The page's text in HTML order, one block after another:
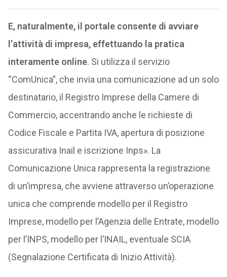
E, naturalmente, il portale consente di avviare
l’attività di impresa, effettuando la pratica
interamente online. Si utilizza il servizio
“ComUnica”, che invia una comunicazione ad un solo
destinatario, il Registro Imprese della Camere di
Commercio, accentrando anche le richieste di
Codice Fiscale e Partita IVA, apertura di posizione
assicurativa Inail e iscrizione Inps». La
Comunicazione Unica rappresenta la registrazione
di un’impresa, che avviene attraverso un’operazione
unica che comprende modello per il Registro
Imprese, modello per l’Agenzia delle Entrate, modello
per l’INPS, modello per l’INAIL, eventuale SCIA
(Segnalazione Certificata di Inizio Attività).